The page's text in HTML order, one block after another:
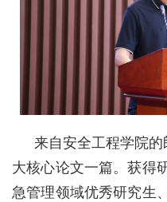
来自安全工程学院
大核心论文一篇。获得
急管理领域优秀研究生